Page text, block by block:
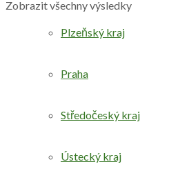
Plzeňský kraj
Praha
Středočeský kraj
Ústecký kraj
Zobrazit všechny výsledky